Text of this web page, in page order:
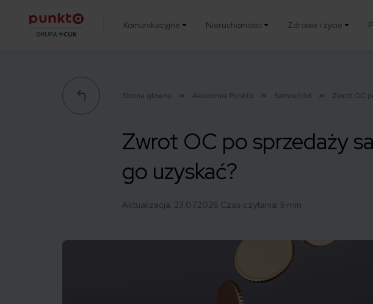
Komunikacyjne Nieruchomości Zdrowie i życie
Strona główna Akademia Punkta Samochód Zwrot OC
Zwrot OC po sprzedaży
go uzyskać?
Aktualizacja: 23.07.2026 Czas czytania: 5 min